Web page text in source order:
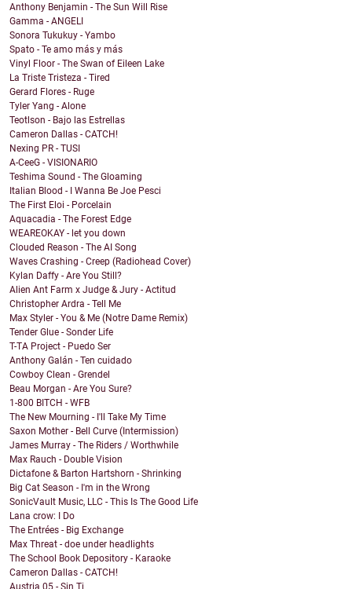
Anthony Benjamin - The Sun Will Rise
Gamma - ANGELI
Sonora Tukukuy - Yambo
Spato - Te amo más y más
Vinyl Floor - The Swan of Eileen Lake
La Triste Tristeza - Tired
Gerard Flores - Ruge
Tyler Yang - Alone
Teotlson - Bajo las Estrellas
Cameron Dallas - CATCH!
Nexing PR - TUSI
A-CeeG - VISIONARIO
Teshima Sound - The Gloaming
Italian Blood - I Wanna Be Joe Pesci
The First Eloi - Porcelain
Aquacadia - The Forest Edge
WEAREOKAY - let you down
Clouded Reason - The AI Song
Waves Crashing - Creep (Radiohead Cover)
Kylan Daffy - Are You Still?
Alien Ant Farm x Judge & Jury - Actitud
Christopher Ardra - Tell Me
Max Styler - You & Me (Notre Dame Remix)
Tender Glue - Sonder Life
T-TA Project - Puedo Ser
Anthony Galán - Ten cuidado
Cowboy Clean - Grendel
Beau Morgan - Are You Sure?
1-800 BITCH - WFB
The New Mourning - I'll Take My Time
Saxon Mother - Bell Curve (Intermission)
James Murray - The Riders / Worthwhile
Max Rauch - Double Vision
Dictafone & Barton Hartshorn - Shrinking
Big Cat Season - I'm in the Wrong
SonicVault Music, LLC - This Is The Good Life
Lana crow: I Do
The Entrées - Big Exchange
Max Threat - doe under headlights
The School Book Depository - Karaoke
Cameron Dallas - CATCH!
Austria 05 - Sin Ti